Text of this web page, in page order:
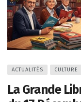
ACTUALITÉS CULTURE
La Grande